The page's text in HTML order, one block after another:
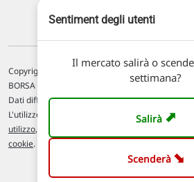
Copyright © 1996-2026 Traderlink Italia s.r.l.
BORSA ITALIANA Quotazioni di borsa differite
Dati differiti di 15 min. (fonte Intrinio) / FOREX
L'utilizzo di questo sito implica l'accettazione
utilizzo, del
cookie.
Sentiment degli utenti
Il mercato salirà o
settimana?
Salirà➡
Scenderà➡